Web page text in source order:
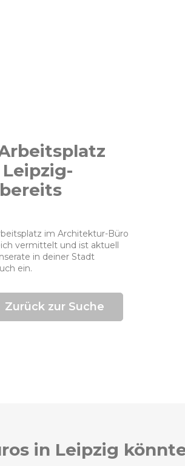
im Architektur-Büro
vermittelt und ist aktuell
in deiner Stadt
ein.
Zurück zur Suche
in Leipzig